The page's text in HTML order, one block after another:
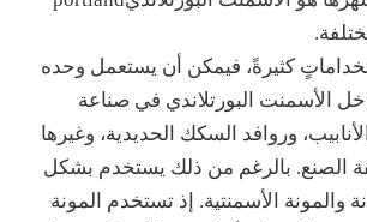
كثيرةً، فيمكن أن يستعمل وحده
الأسمنت البورتلاندي في صناعة
وروافد السكك الحديدية، وغيرها
الصنع. بالرغم من ذلك يستخدم بشكل
الأسمنتية. إذ تستخدم المونة